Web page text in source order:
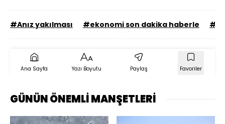
#Anız yakılması #ekonomi son dakika haberle
Ana Sayfa Yazı Boyutu Paylaş Favoriler
GÜNÜN ÖNEMLİ MANŞETLERİ